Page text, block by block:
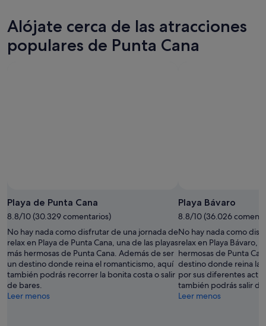
esta
noche,
7
Cana
para
mañana
en
Punta
Cana
Alójate cerca de las atracciones
populares de Punta Cana
Playa de Punta Cana
8.8/10 (30.329 comentarios)
No hay nada como disfrutar de una jornada de
relax en Playa de Punta Cana, una de las playas
más hermosas de Punta Cana. Además de ser
un destino donde reina el romanticismo, aquí
también podrás recorrer la bonita costa o salir
de bares.
Leer menos
Playa Bávaro
8.8/10 (36.026
No hay nada como
relax en Playa Bávaro,
hermosas de Punta
destino donde reina la
por sus diferentes
también podrás salir
Leer menos